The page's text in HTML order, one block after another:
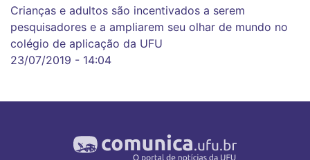
Crianças e adultos são incentivados a serem
pesquisadores e a ampliarem seu olhar de mundo no
colégio de aplicação da UFU
23/07/2019 - 14:04